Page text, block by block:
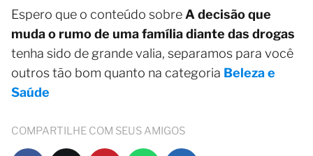
Espero que o conteúdo sobre A decisão que
muda o rumo de uma família diante das drogas
tenha sido de grande valia, separamos para você
outros tão bom quanto na categoria Beleza e
Saúde
COMPARTILHE COM SEUS AMIGOS